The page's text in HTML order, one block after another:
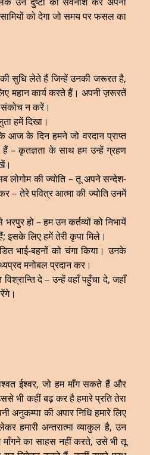
को देगा जो समय पर फसल का
सुधि लेते हैं जिन्हें उनकी जरूरत है,
महान कार्य करते हैं। अपनी ज़रूरतें
न करें।
हमें दिखा।
आज के दिन हमने जो वरदान प्राप्त
– कृतज्ञता के साथ हम उन्हें ग्रहण
लोगोम की ज्योति – तू अपने सन्देश-
– तेरे पवित्र आत्मा की ज्योति उनमें
हो – हम उन कर्तव्यों को निभायें
इसके लिए हमें तेरी कृपा मिले।
भाई-बहनों को चंगा किया। उनके
मनोबल प्रदान कर।
दे – उन्हें वहाँ पहुँचा दे, जहाँ
ईश्वर, जो हम माँग सकते हैं और
भी कहीं बढ़ कर है हमारे प्रति तेरा
अनुकम्पा की अपार निधि हमारे लिए
हमारी अन्तरात्मा व्याकुल है, उन
का साहस नहीं करते, उसे भी तू